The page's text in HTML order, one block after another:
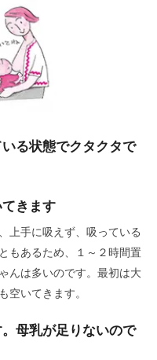
る状態でクタクタで
きます
上手に吸えず、吸っている
もあるため、１～２時間置
んは多いのです。最初は大
空いてきます。
母乳が足りないので